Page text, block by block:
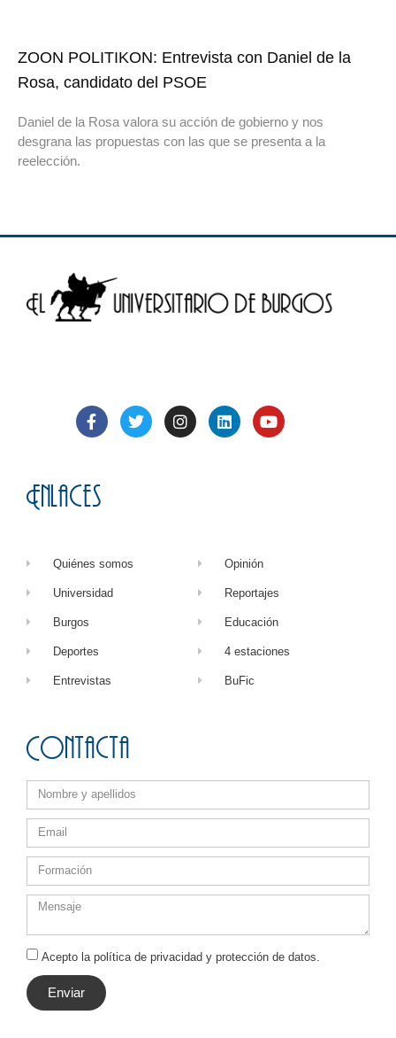
ZOON POLITIKON: Entrevista con Daniel de la
Rosa, candidato del PSOE
Daniel de la Rosa valora su acción de gobierno y nos
desgrana las propuestas con las que se presenta a la
reelección.
Enlaces
Quiénes somos
Universidad
Burgos
Deportes
Entrevistas
Opinión
Reportajes
Educación
4 estaciones
BuFic
Contacta
Acepto la política de privacidad y protección de datos.
Enviar